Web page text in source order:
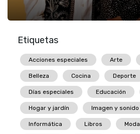
Etiquetas
Acciones especiales Arte
Belleza Cocina Deporte
Días especiales Educación
Hogar y jardín Imagen y sonido
Informática Libros Moda